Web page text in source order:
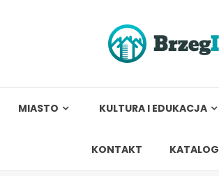
MIASTO KULTURA I EDUKACJA
KONTAKT